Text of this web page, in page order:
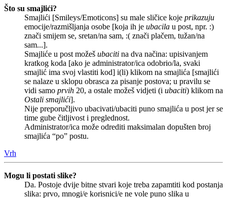
Što su smajlići?
Smajlići [Smileys/Emoticons] su male sličice koje prikazuju
emocije/razmišljanja osobe [koja ih je ubacila u post, npr. :)
znači smijem se, sretan/na sam, :( znači plačem, tužan/na
sam...].
Smajliće u post možeš ubaciti na dva načina: upisivanjem
kratkog koda [ako je administrator/ica odobrio/la, svaki
smajlić ima svoj vlastiti kod] i(li) klikom na smajlića [smajlići
se nalaze u sklopu obrasca za pisanje postova; u pravilu se
vidi samo prvih 20, a ostale možeš vidjeti (i ubaciti) klikom na
Ostali smajlići].
Nije preporučljivo ubacivati/ubaciti puno smajlića u post jer se
time gube čitljivost i preglednost.
Administrator/ica može odrediti maksimalan dopušten broj
smajlića “po” postu.
Vrh
Mogu li postati slike?
Da. Postoje dvije bitne stvari koje treba zapamtiti kod postanja
slika: prvo, mnogi/e korisnici/e ne vole puno slika u